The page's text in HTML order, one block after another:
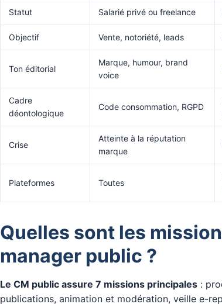
Statut Salarié privé ou freelance
Objectif Vente, notoriété, leads
Ton éditorial
Marque, humour, brand
voice
Cadre
déontologique
Code consommation, RGPD
Crise
Atteinte à la réputation
marque
Plateformes Toutes
Quelles sont les
manager public ?
Le CM public assure 7 missions principales :
publications, animation et modération, veille e-